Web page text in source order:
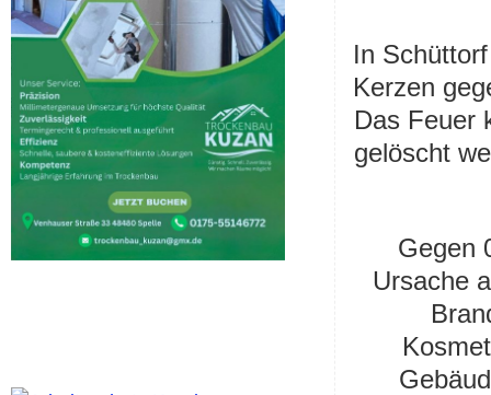
In
Kerzen
Das Feuer
gelöscht
Gegen
Ursache